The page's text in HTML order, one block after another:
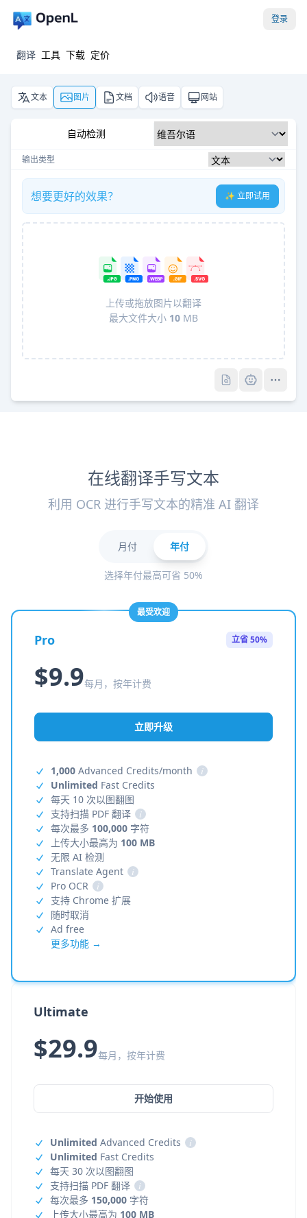
登录
翻译 工具 下载 定价
文本 图片 文档 语音 网站
自动检测
输出类型
想要更好的效果？ ✨ 立即试用
上传或拖放图片以翻译
最大文件大小 10 MB
在线翻译手写文本
利用 OCR 进行手写文本的精准 AI 翻译
月付 年付
选择年付最高可省 50%
最受欢迎
Pro 立省 50%
$9.9每月，按年计费
立即升级
1,000 Advanced Credits/month
i
Unlimited Fast Credits
每天 10 次以图翻图
支持扫描 PDF 翻译
i
每次最多 100,000 字符
上传大小最高为 100 MB
无限 AI 检测
Translate Agent
i
Pro OCR
i
支持 Chrome 扩展
随时取消
Ad free
更多功能 →
Ultimate
$29.9每月，按年计费
开始使用
Unlimited Advanced Credits
i
Unlimited Fast Credits
每天 30 次以图翻图
支持扫描 PDF 翻译
i
每次最多 150,000 字符
上传大小最高为 100 MB